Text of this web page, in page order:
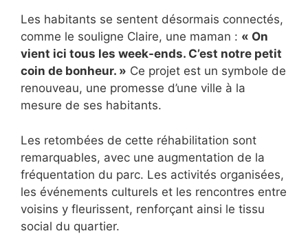
Les habitants se sentent désormais connectés,
comme le souligne Claire, une maman : « On
vient ici tous les week-ends. C’est notre petit
coin de bonheur. » Ce projet est un symbole de
renouveau, une promesse d’une ville à la
mesure de ses habitants.
Les retombées de cette réhabilitation sont
remarquables, avec une augmentation de la
fréquentation du parc. Les activités organisées,
les événements culturels et les rencontres entre
voisins y fleurissent, renforçant ainsi le tissu
social du quartier.